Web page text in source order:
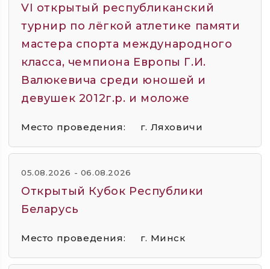
VI открытый республиканский
турнир по лёгкой атлетике памяти
мастера спорта международного
класса, чемпиона Европы Г.И.
Валюкевича среди юношей и
девушек 2012г.р. и моложе
Место проведения: г. Ляховичи
05.08.2026 - 06.08.2026
Открытый Кубок Республики
Беларусь
Место проведения: г. Минск